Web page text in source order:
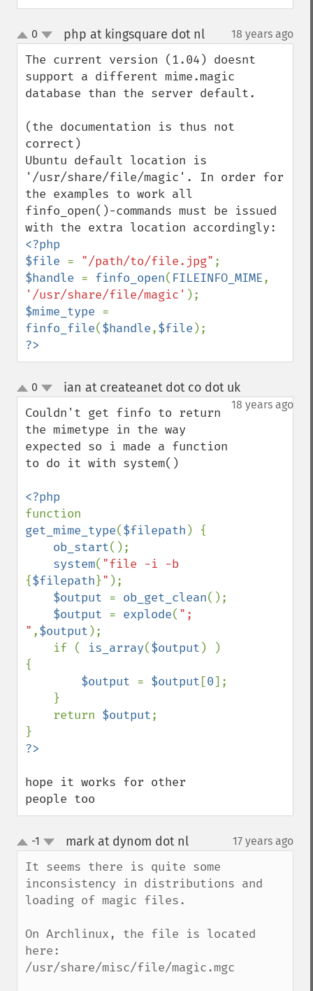
up
down
0 php at kingsquare dot nl¶ 18 years ago
The current version (1.04) doesnt
support a different mime.magic
database than the server default.
(the documentation is thus not
correct)
Ubuntu default location is
'/usr/share/file/magic'. In order for
the examples to work all
finfo_open()-commands must be issued
<?php
$file = "/path/to/file.jpg"
$handle = finfo_open( FILEINFO_MIME
'/usr/share/file/magic'
$mime_type
finfo_file($handle,$file
?>
up
down
0 ian at createanet dot co dot uk¶
18 years ago
Couldn't get finfo to return
the mimetype in the way
expected so i made a function
to do it with system()
get_mime_type($filepath ) {
ob_start();
system(
{$filepath}" );
$output = ob_get_clean();
$output = explode( ";
" ,$output );
    if (
is_array($output ) )
{
$output = $output [0];
    return
$output;
hope it works for other
people too
up
down
-1 mark at dynom dot nl¶ 17 years ago
It seems there is quite some
inconsistency in distributions and
loading of magic files.
On Archlinux, the file is located
here:
/usr/share/misc/file/magic.mgc